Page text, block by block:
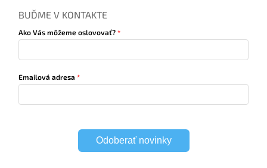
BUĎME V KONTAKTE
Ako Vás môžeme oslovovať?
Emailová adresa
Odoberať novinky